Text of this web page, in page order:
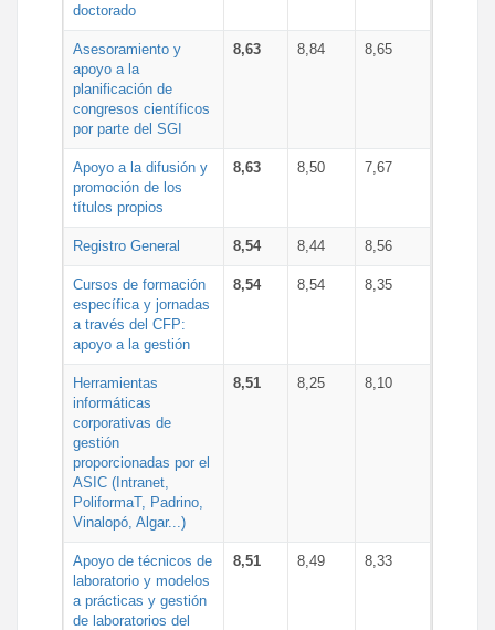
doctorado
Asesoramiento y
apoyo a la
planificación de
congresos científicos
por parte del SGI
8,63 8,84 8,65
Apoyo a la difusión y
promoción de los
títulos propios
8,63 8,50 7,67
Registro General 8,54 8,44 8,56
Cursos de formación
específica y jornadas
a través del CFP:
apoyo a la gestión
8,54 8,54 8,35
Herramientas
informáticas
corporativas de
gestión
proporcionadas por el
ASIC (Intranet,
PoliformaT, Padrino,
Vinalopó, Algar...)
8,51 8,25 8,10
Apoyo de técnicos de
laboratorio y modelos
a prácticas y gestión
de laboratorios del
8,51 8,49 8,33